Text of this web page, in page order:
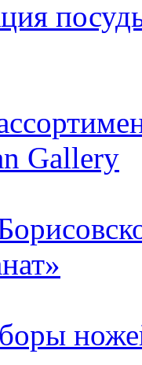
Gallery